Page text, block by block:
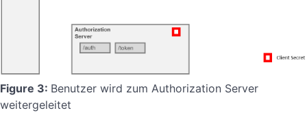
Figure 3: Benutzer wird zum Authorization Server
weitergeleitet